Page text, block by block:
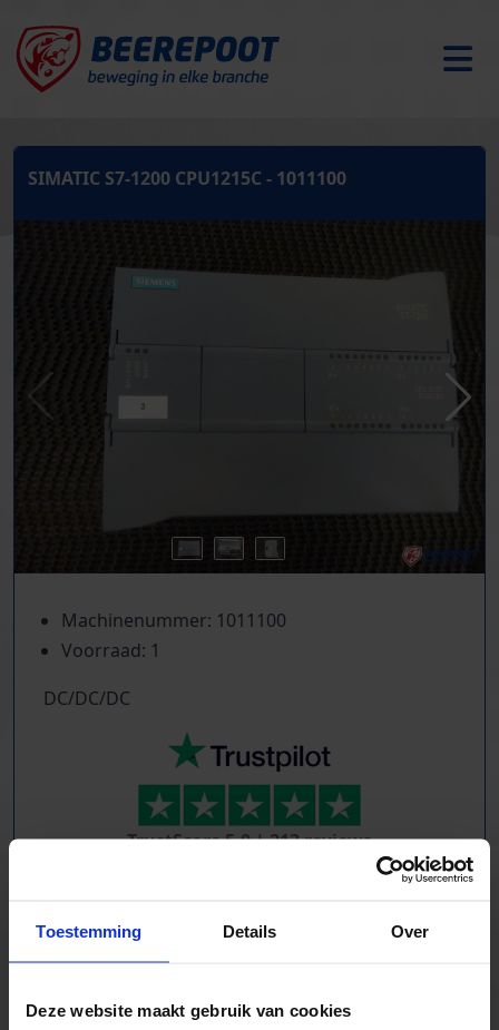
Toestemming Details Over
Deze website maakt gebruik van cookies
SIMATIC S7-1200 CPU1215C - 1011100
Machinenummer: 1011100
Voorraad: 1
DC/DC/DC
TrustScore5.0|213reviews
Tientallen dozensluitmachines beschikbaar
Compressoren, schroeftransporteurs, trappen
Aandrijftechniek & Pneumatiek